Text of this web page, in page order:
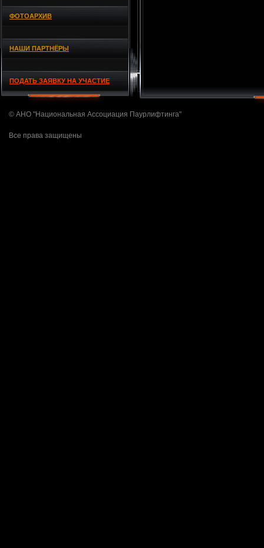
ФОТОАРХИВ
НАШИ ПАРТНЁРЫ
ПОДАТЬ ЗАЯВКУ НА УЧАСТИЕ
© АНО "Национальная Ассоциация Паурлифтинга"
Все права защищены